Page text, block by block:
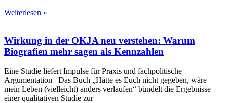
Weiterlesen »
Wirkung in der OKJA neu verstehen: Warum
Biografien mehr sagen als Kennzahlen
Eine Studie liefert Impulse für Praxis und fachpolitische
Argumentation Das Buch „Hätte es Euch nicht gegeben, wäre
mein Leben (vielleicht) anders verlaufen“ bündelt die Ergebnisse
einer qualitativen Studie zur